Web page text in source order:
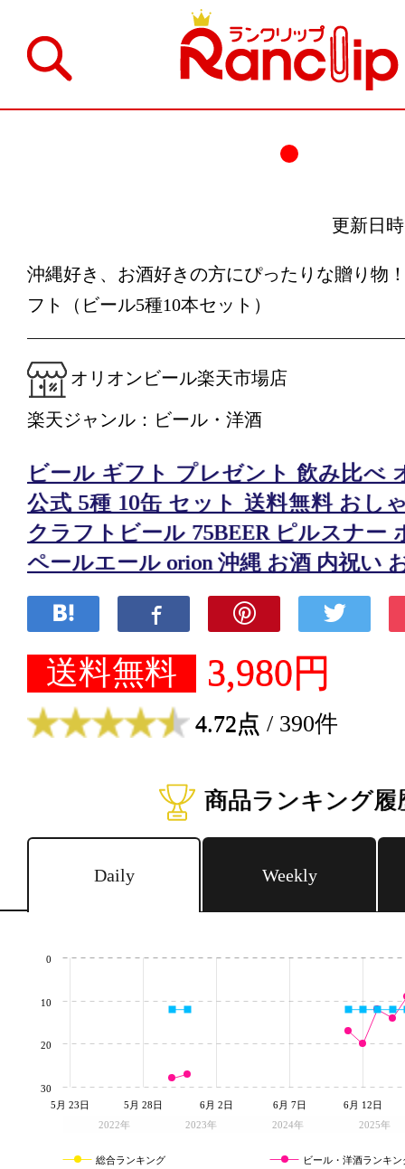
更新日
沖縄好き、お酒好きの方にぴったりな贈り物
フト（ビール5種10本セット）
オリオンビール楽天市場店
楽天ジャンル：ビール・洋酒
ビール ギフト プレゼント 飲み比べ
公式 5種 10缶 セット 送料無料 おし
クラフトビール 75BEER ピルスナー
ペールエール orion 沖縄 お酒 内祝い
送料無料 3,980円
4.72点 / 390件
商品ランキング履
Daily Weekly
2022年 2023年 2024年 2025年
5月 23日 5月 28日 6月 2日 6月 7日 6月 12日
0
10
20
30
総合ランキング ビール・洋酒ランキン